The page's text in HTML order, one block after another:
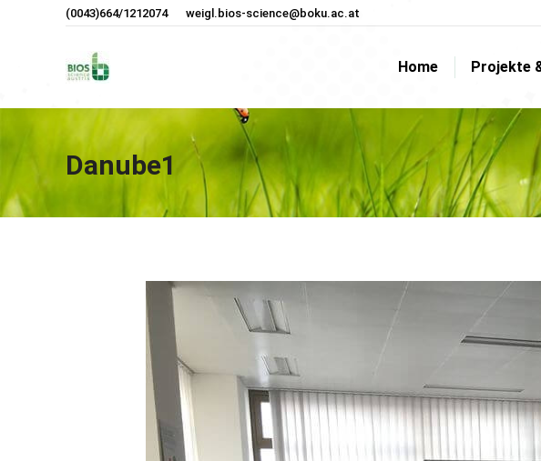
(0043)664/1212074 weigl.bios-science@boku.ac.at
Home Projekte
Danube1
Home Projekte